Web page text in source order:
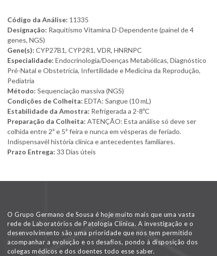
Código da Análise: 11335
Designação: Raquitismo Vitamina D-Dependente (painel de 4
genes, NGS)
Gene(s): CYP27B1, CYP2R1, VDR, HNRNPC
Especialidade: Endocrinologia/Doenças Metabólicas, Diagnóstico
Pré-Natal e Obstetrícia, Infertilidade e Medicina da Reprodução,
Pediatria
Método: Sequenciação massiva (NGS)
Condições de Colheita: EDTA: Sangue (10 mL)
Estabilidade da Amostra: Refrigerada a 2-8ºC
Preparação da Colheita: ATENÇÃO: Esta análise só deve ser
colhida entre 2ª e 5ª feira e nunca em vésperas de feriado.
Indispensavél história clínica e antecedentes familiares.
Prazo Entrega: 33 Dias úteis
O Grupo Germano de Sousa é hoje muito mais que uma vasta
rede de Laboratórios de Patologia Clínica. A investigação e o
desenvolvimento são uma prioridade que nos tem permitido
acompanhar a evolução e os desafios, pondo à disposição dos
colegas médicos e dos doentes todo esse saber.